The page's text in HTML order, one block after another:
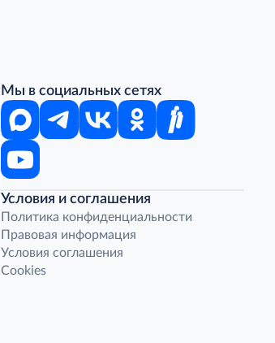
Мы в социальных сетях
Условия и соглашения
Политика конфиденциальности
Правовая информация
Условия соглашения
Cookies